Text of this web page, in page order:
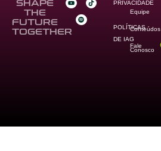
SHAPE
THE
FUTURE
TOGETHER
PRIVACIDADE
POLÍTICAS
DE IAG
Equipe
Conteúdos
Fale
Conosco